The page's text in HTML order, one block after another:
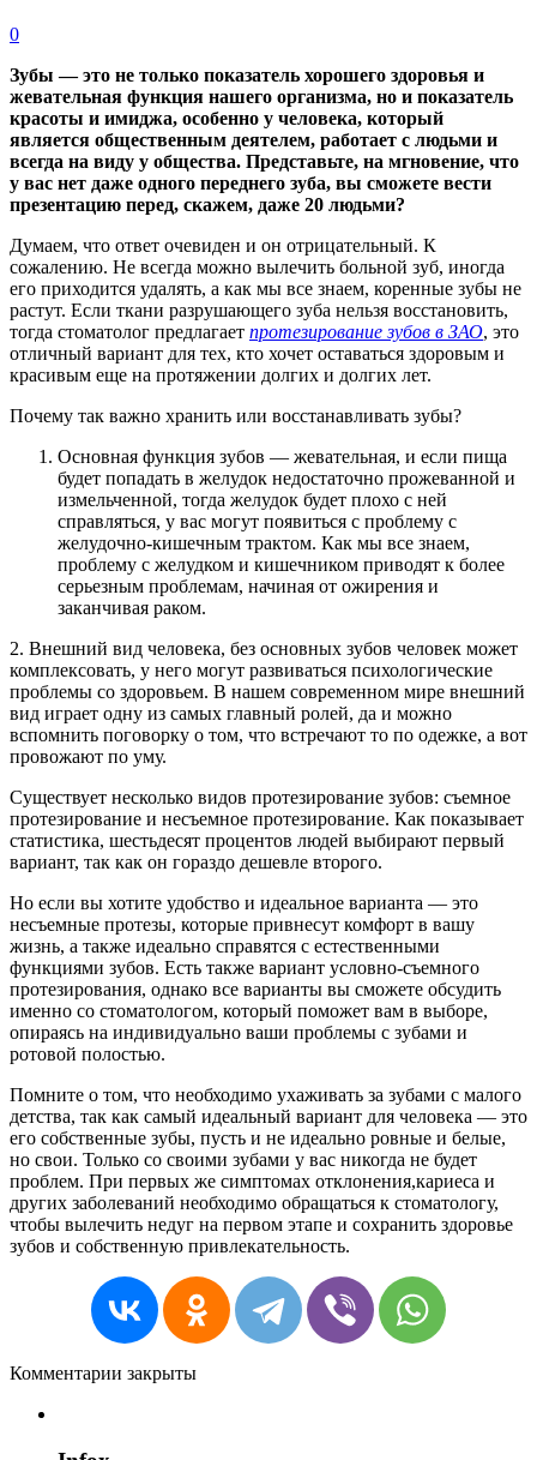
0
Зубы — это не только показатель хорошего здоровья и
жевательная функция нашего организма, но и показатель
красоты и имиджа, особенно у человека, который
является общественным деятелем, работает с людьми и
всегда на виду у общества. Представьте, на мгновение, что
у вас нет даже одного переднего зуба, вы сможете вести
презентацию перед, скажем, даже 20 людьми?
Думаем, что ответ очевиден и он отрицательный. К
сожалению. Не всегда можно вылечить больной зуб, иногда
его приходится удалять, а как мы все знаем, коренные зубы не
растут. Если ткани разрушающего зуба нельзя восстановить,
тогда стоматолог предлагает протезирование зубов в ЗАО, это
отличный вариант для тех, кто хочет оставаться здоровым и
красивым еще на протяжении долгих и долгих лет.
Почему так важно хранить или восстанавливать зубы?
Основная функция зубов — жевательная, и если пища
будет попадать в желудок недостаточно прожеванной и
измельченной, тогда желудок будет плохо с ней
справляться, у вас могут появиться с проблему с
желудочно-кишечным трактом. Как мы все знаем,
проблему с желудком и кишечником приводят к более
серьезным проблемам, начиная от ожирения и
заканчивая раком.
2. Внешний вид человека, без основных зубов человек может
комплексовать, у него могут развиваться психологические
проблемы со здоровьем. В нашем современном мире внешний
вид играет одну из самых главный ролей, да и можно
вспомнить поговорку о том, что встречают то по одежке, а вот
провожают по уму.
Существует несколько видов протезирование зубов: съемное
протезирование и несъемное протезирование. Как показывает
статистика, шестьдесят процентов людей выбирают первый
вариант, так как он гораздо дешевле второго.
Но если вы хотите удобство и идеальное варианта — это
несъемные протезы, которые привнесут комфорт в вашу
жизнь, а также идеально справятся с естественными
функциями зубов. Есть также вариант условно-съемного
протезирования, однако все варианты вы сможете обсудить
именно со стоматологом, который поможет вам в выборе,
опираясь на индивидуально ваши проблемы с зубами и
ротовой полостью.
Помните о том, что необходимо ухаживать за зубами с малого
детства, так как самый идеальный вариант для человека — это
его собственные зубы, пусть и не идеально ровные и белые,
но свои. Только со своими зубами у вас никогда не будет
проблем. При первых же симптомах отклонения,кариеса и
других заболеваний необходимо обращаться к стоматологу,
чтобы вылечить недуг на первом этапе и сохранить здоровье
зубов и собственную привлекательность.
Комментарии закрыты